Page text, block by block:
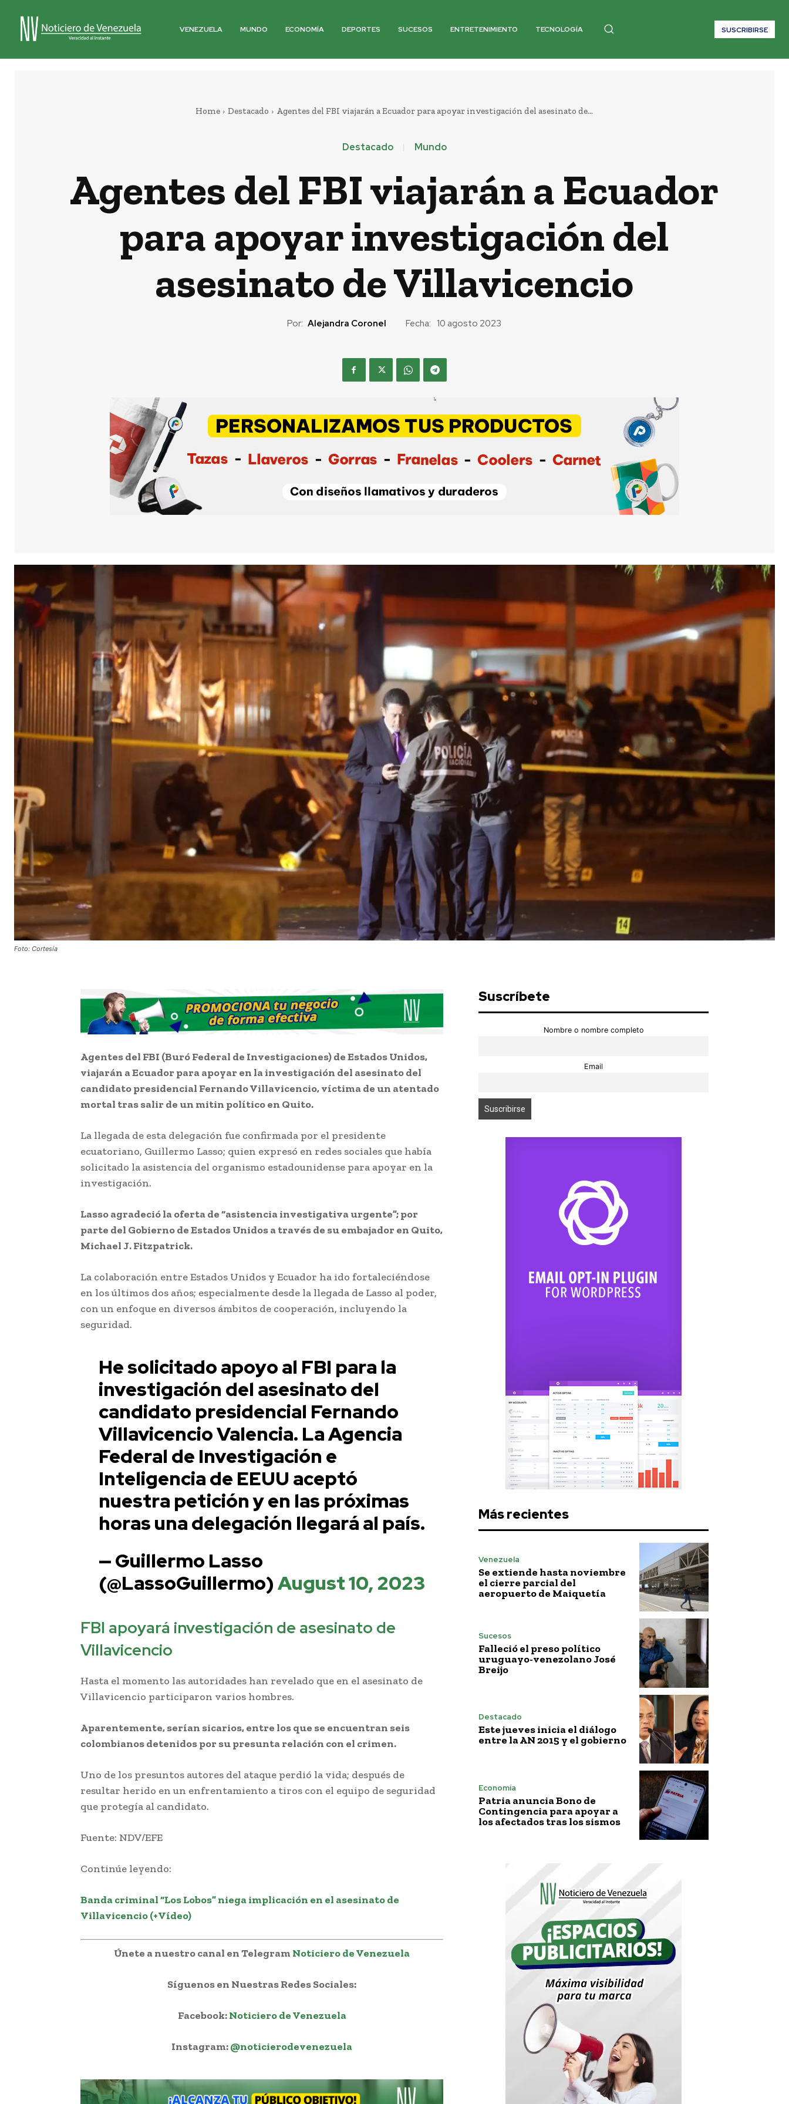
VENEZUELA MUNDO ECONOMÍA DEPORTES SUCESOS ENTRETENIMIENTO TECNOLOGÍA SUSCRIBIRSE
Home Destacado Agentes del FBI viajarán a Ecuador para apoyar investigación del asesinato de...
Destacado Mundo
Agentes del FBI viajarán a Ecuador
para apoyar investigación del
asesinato de Villavicencio
Por: Alejandra Coronel Fecha: 10 agosto 2023
Foto: Cortesía
Agentes del FBI (Buró Federal de Investigaciones) de Estados Unidos,
viajarán a Ecuador para apoyar en la investigación del asesinato del
candidato presidencial Fernando Villavicencio, víctima de un atentado
mortal tras salir de un mitin político en Quito.
La llegada de esta delegación fue confirmada por el presidente
ecuatoriano, Guillermo Lasso; quien expresó en redes sociales que había
solicitado la asistencia del organismo estadounidense para apoyar en la
investigación.
Lasso agradeció la oferta de “asistencia investigativa urgente”; por
parte del Gobierno de Estados Unidos a través de su embajador en Quito,
Michael J. Fitzpatrick.
La colaboración entre Estados Unidos y Ecuador ha ido fortaleciéndose
en los últimos dos años; especialmente desde la llegada de Lasso al poder,
con un enfoque en diversos ámbitos de cooperación, incluyendo la
seguridad.
He solicitado apoyo al FBI para la
investigación del asesinato del
candidato presidencial Fernando
Villavicencio Valencia. La Agencia
Federal de Investigación e
Inteligencia de EEUU aceptó
nuestra petición y en las próximas
horas una delegación llegará al país.
— Guillermo Lasso
(@LassoGuillermo)August 10, 2023
FBI apoyará investigación de asesinato de
Villavicencio
Hasta el momento las autoridades han revelado que en el asesinato de
Villavicencio participaron varios hombres.
Aparentemente, serían sicarios, entre los que se encuentran seis
colombianos detenidos por su presunta relación con el crimen.
Uno de los presuntos autores del ataque perdió la vida; después de
resultar herido en un enfrentamiento a tiros con el equipo de seguridad
que protegía al candidato.
Fuente: NDV/EFE
Continúe leyendo:
Banda criminal “Los Lobos” niega implicación en el asesinato de
Villavicencio (+Vídeo)
Únete a nuestro canal en Telegram Noticiero de Venezuela
Síguenos en Nuestras Redes Sociales:
Facebook:Noticiero de Venezuela
Instagram:@noticierodevenezuela
Suscríbete
Nombre o nombre completo
Email
Más recientes
Venezuela
Se extiende hasta noviembre
el cierre parcial del
aeropuerto de Maiquetía
Sucesos
Falleció el preso político
uruguayo-venezolano José
Breijo
Destacado
Este jueves inicia el diálogo
entre la AN 2015 y el gobierno
Economía
Patria anuncia Bono de
Contingencia para apoyar a
los afectados tras los sismos